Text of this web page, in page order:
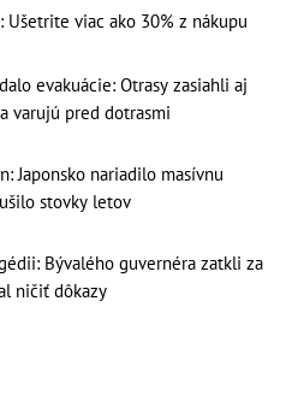
Ušetrite viac ako 30% z nákupu
evakuácie: Otrasy zasiahli aj
varujú pred dotrasmi
Japonsko nariadilo masívnu
stovky letov
Bývalého guvernéra zatkli za
ničiť dôkazy